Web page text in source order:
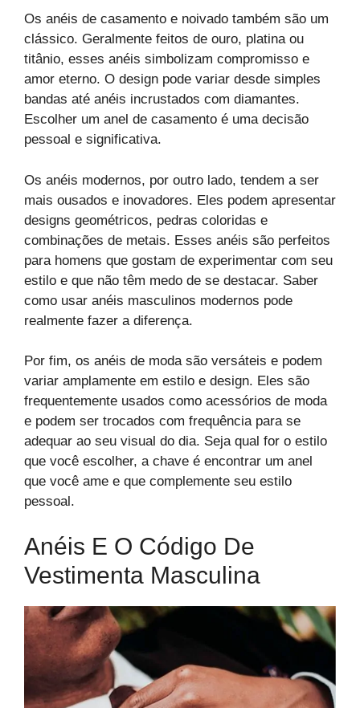
Os anéis de casamento e noivado também são um
clássico. Geralmente feitos de ouro, platina ou
titânio, esses anéis simbolizam compromisso e
amor eterno. O design pode variar desde simples
bandas até anéis incrustados com diamantes.
Escolher um anel de casamento é uma decisão
pessoal e significativa.
Os anéis modernos, por outro lado, tendem a ser
mais ousados e inovadores. Eles podem apresentar
designs geométricos, pedras coloridas e
combinações de metais. Esses anéis são perfeitos
para homens que gostam de experimentar com seu
estilo e que não têm medo de se destacar. Saber
como usar anéis masculinos modernos pode
realmente fazer a diferença.
Por fim, os anéis de moda são versáteis e podem
variar amplamente em estilo e design. Eles são
frequentemente usados como acessórios de moda
e podem ser trocados com frequência para se
adequar ao seu visual do dia. Seja qual for o estilo
que você escolher, a chave é encontrar um anel
que você ame e que complemente seu estilo
pessoal.
Anéis E O Código De
Vestimenta Masculina